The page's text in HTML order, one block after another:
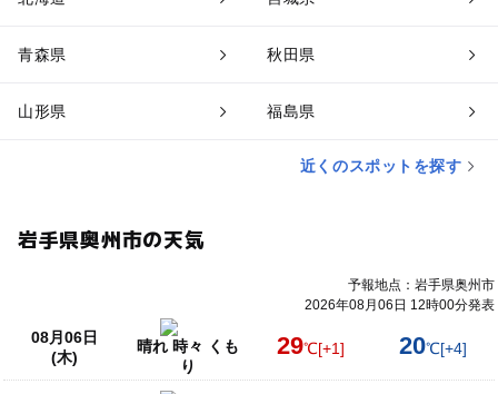
青森県 秋田県
山形県 福島県
近くのスポットを探す
岩手県奥州市の天気
予報地点：岩手県奥州市
2026年08月06日 12時00分発表
08月06日
(木)
晴れ 時々 くも
り
29℃[+1] 20℃[+4]